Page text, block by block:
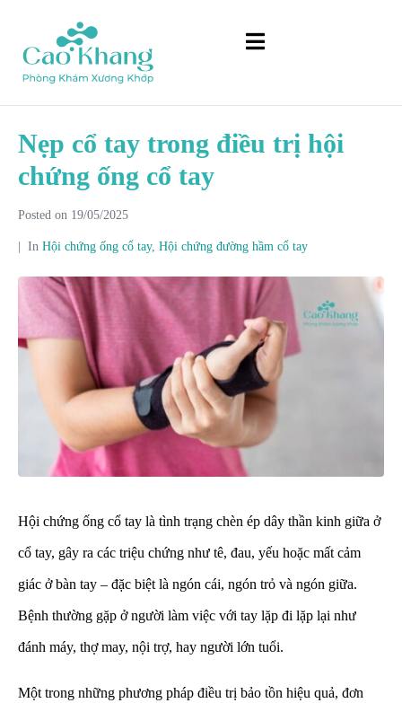
Nẹp cổ tay trong điều trị hội
chứng ống cổ tay
Posted on 19/05/2025
In Hội chứng ống cổ tay, Hội chứng đường hầm cổ tay
Hội chứng ống cổ tay là tình trạng chèn ép dây thần kinh giữa ở
cổ tay, gây ra các triệu chứng như tê, đau, yếu hoặc mất cảm
giác ở bàn tay – đặc biệt là ngón cái, ngón trỏ và ngón giữa.
Bệnh thường gặp ở người làm việc với tay lặp đi lặp lại như
đánh máy, thợ may, nội trợ, hay người lớn tuổi.
Một trong những phương pháp điều trị bảo tồn hiệu quả, đơn